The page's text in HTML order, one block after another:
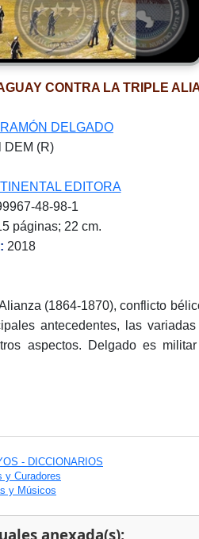
CONTRA LA TRIPLE
DELGADO
DEM (R)
EDITORA
48-98-1
páginas; 22 cm.
2018
(1864-1870), conflicto
antecedentes, las
aspectos. Delgado es
- DICCIONARIOS
y Curadores
y Músicos
anexada(s):